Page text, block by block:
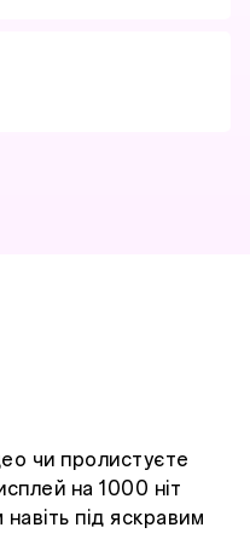
чи пролистуєте
на 1000 ніт
під яскравим